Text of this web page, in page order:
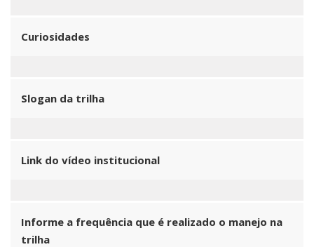
Curiosidades
Slogan da trilha
Link do vídeo institucional
Informe a frequência que é realizado o manejo na
trilha